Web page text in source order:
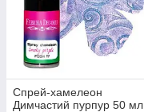
Спрей-хамелеон
Димчастий пурпур 50 мл